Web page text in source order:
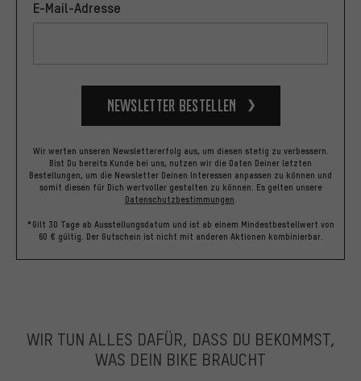
E-Mail-Adresse
Newsletter bestellen
Wir werten unseren Newslettererfolg aus, um diesen stetig zu verbessern.
Bist Du bereits Kunde bei uns, nutzen wir die Daten Deiner letzten
Bestellungen, um die Newsletter Deinen Interessen anpassen zu können und
somit diesen für Dich wertvoller gestalten zu können. Es gelten unsere
Datenschutzbestimmungen.
*Gilt 30 Tage ab Ausstellungsdatum und ist ab einem Mindestbestellwert von
60 € gültig. Der Gutschein ist nicht mit anderen Aktionen kombinierbar.
WIR TUN ALLES DAFÜR, DASS DU BEKOMMST,
WAS DEIN BIKE BRAUCHT